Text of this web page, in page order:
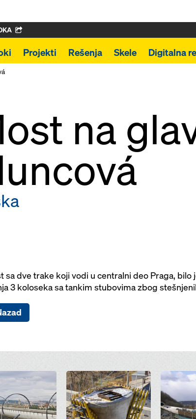
Projekti Rešenja Skele Digitalna
na
sa dve trake koji vodi u centralni deo Praga,
3 koloseka sa tankim stubovima zbog
Open Open